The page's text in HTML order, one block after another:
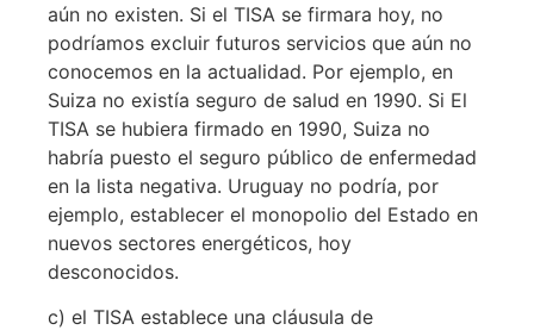
aún no existen. Si el TISA se firmara hoy, no
podríamos excluir futuros servicios que aún no
conocemos en la actualidad. Por ejemplo, en
Suiza no existía seguro de salud en 1990. Si El
TISA se hubiera firmado en 1990, Suiza no
habría puesto el seguro público de enfermedad
en la lista negativa. Uruguay no podría, por
ejemplo, establecer el monopolio del Estado en
nuevos sectores energéticos, hoy
desconocidos.
c) el TISA establece una cláusula de